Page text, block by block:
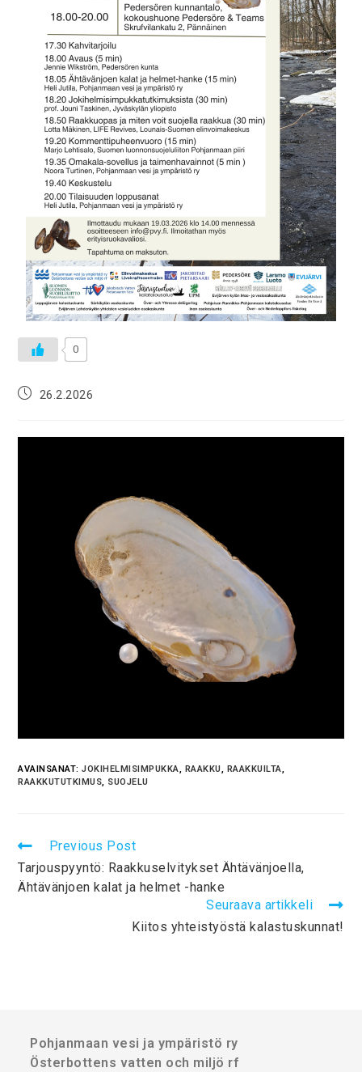
0
26.2.2026
AVAINSANAT:JOKIHELMISIMPUKKA, RAAKKU, RAAKKUILTA,
RAAKKUTUTKIMUS, SUOJELU
Previous Post
Tarjouspyyntö: Raakkuselvitykset Ähtävänjoella,
Ähtävänjoen kalat ja helmet -hanke
Seuraava artikkeli
Kiitos yhteistyöstä kalastuskunnat!
Pohjanmaan vesi ja ympäristö ry
Österbottens vatten och miljö rf